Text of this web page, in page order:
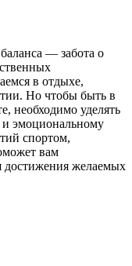
— забота о
в отдыхе,
Но чтобы быть в
необходимо уделять
эмоциональному
спортом,
вам
достижения желаемых